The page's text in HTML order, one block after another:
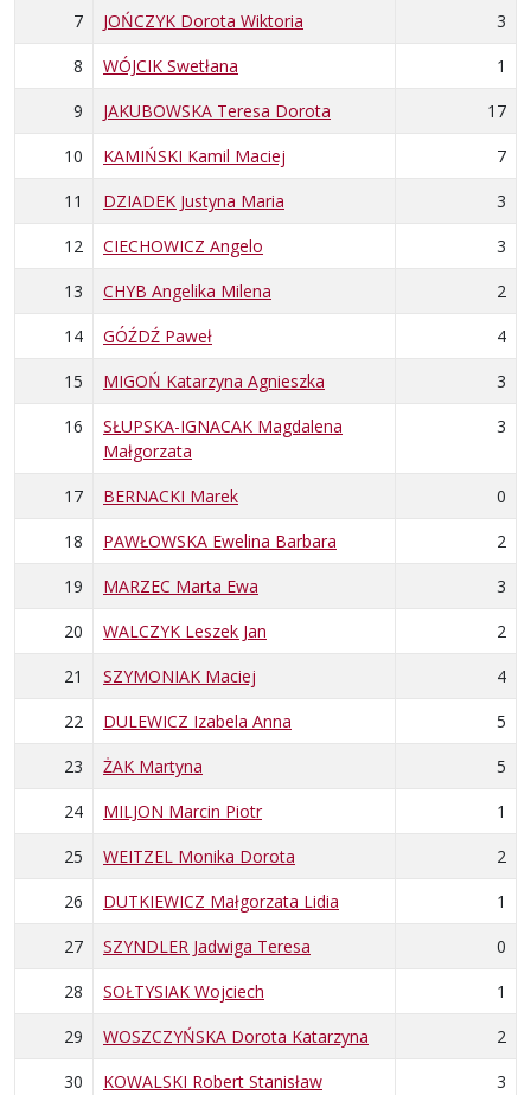
7
JOŃCZYK Dorota Wiktoria
3
8
WÓJCIK Swetłana
1
9
JAKUBOWSKA Teresa Dorota
17
10
KAMIŃSKI Kamil Maciej
7
11
DZIADEK Justyna Maria
3
12
CIECHOWICZ Angelo
3
13
CHYB Angelika Milena
2
14
GÓŹDŹ Paweł
4
15
MIGOŃ Katarzyna Agnieszka
3
16
SŁUPSKA-IGNACAK Magdalena
Małgorzata
3
17 BERNACKI Marek
0
18
PAWŁOWSKA Ewelina Barbara
2
19
MARZEC Marta Ewa
3
20
WALCZYK Leszek Jan
2
21
SZYMONIAK Maciej
4
22
DULEWICZ Izabela Anna
5
23
ŻAK Martyna
5
24
MILJON Marcin Piotr
1
25
WEITZEL Monika Dorota
2
26
DUTKIEWICZ Małgorzata Lidia
1
27
SZYNDLER Jadwiga Teresa
0
28
SOŁTYSIAK Wojciech
1
29
WOSZCZYŃSKA Dorota Katarzyna
2
30
KOWALSKI Robert Stanisław
3